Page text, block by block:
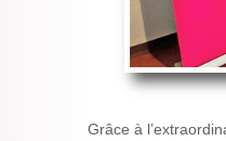
Grâce à